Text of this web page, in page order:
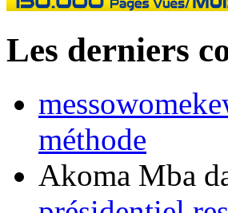
Les derniers
méthode
Akoma Mba